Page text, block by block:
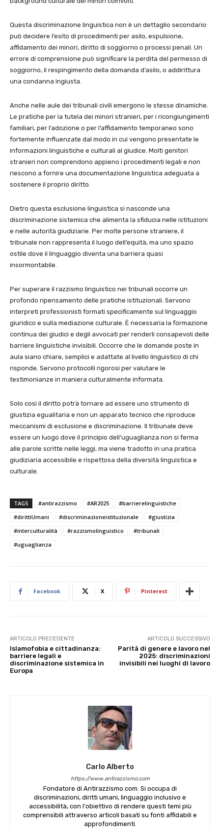
Questa discriminazione linguistica non è un dettaglio secondario:
può decidere l’esito di procedimenti per asilo, espulsione,
affidamento dei minori, diritto di soggiorno o processi penali. Un
errore di comprensione può significare la perdita del permesso di
soggiorno, il respingimento della domanda d’asilo, o addirittura
una condanna ingiusta.
Anche nelle aule dei tribunali civili emergono le stesse dinamiche.
Le pratiche per la tutela dei minori stranieri, per i ricongiungimenti
familiari, per l’adozione o per l’affidamento temporaneo sono
fortemente influenzate dal modo in cui vengono presentate le
informazioni linguistiche e culturali al giudice. Molti genitori
stranieri non comprendono appieno i procedimenti legali e non
riescono a fornire una documentazione linguistica adeguata a
sostenere il proprio diritto.
Dietro questa esclusione linguistica si nasconde una
discriminazione sistemica che alimenta la sfiducia nelle istituzioni
e nelle autorità giudiziarie. Per molte persone straniere, il
tribunale non rappresenta il luogo dell’equità, ma uno spazio
ostile dove il linguaggio diventa una barriera quasi
insormontabile.
Per superare il razzismo linguistico nei tribunali occorre un
profondo ripensamento delle pratiche istituzionali. Servono
interpreti professionisti formati specificamente sul linguaggio
giuridico e sulla mediazione culturale. È necessaria la formazione
continua dei giudici e degli avvocati per renderli consapevoli delle
barriere linguistiche invisibili. Occorre che le domande poste in
aula siano chiare, semplici e adattate al livello linguistico di chi
risponde. Servono protocolli rigorosi per valutare le
testimonianze in maniera culturalmente informata.
Solo così il diritto potrà tornare ad essere uno strumento di
giustizia egualitaria e non un apparato tecnico che riproduce
meccanismi di esclusione e discriminazione. Il tribunale deve
essere un luogo dove il principio dell’uguaglianza non si ferma
alle parole scritte nelle leggi, ma viene tradotto in una pratica
giudiziaria accessibile e rispettosa della diversità linguistica e
culturale.
TAGS #antirazzismo #AR2025
#barrierelinguistiche
#dirittiUmani
#discriminazioneistituzionale
#giustizia
#interculturalità
#razzismolinguistico
#tribunali
#uguaglianza
Facebook X Pinterest
ARTICOLO PRECEDENTE
Islamofobia e cittadinanza:
barriere legali e
discriminazione sistemica in
Europa
ARTICOLO SUCCESSIVO
Parità di genere e lavoro nel
2025: discriminazioni
invisibili nei luoghi di lavoro
Carlo Alberto
https://www.antirazzismo.com
Fondatore di Antirazzismo.com. Si occupa di
discriminazioni, diritti umani, linguaggio inclusivo e
accessibilità, con l'obiettivo di rendere questi temi più
comprensibili attraverso articoli basati su fonti affidabili e
approfondimenti.